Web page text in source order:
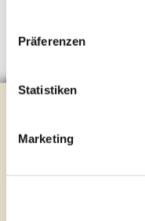
Präferenzen
Statistiken
Marketing
Tel.:0 52 04 / 36 28
Newsletter abonnieren